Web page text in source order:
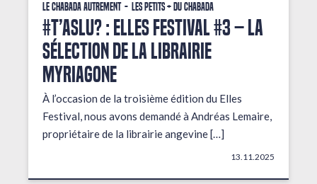
Le Chabada autrement Les petits + du Chabada
#T’AsLu? : ELLES FESTIVAL #3 – La
sélection de la librairie
Myriagone
À l’occasion de la troisième édition du Elles
Festival, nous avons demandé à Andréas Lemaire,
propriétaire de la librairie angevine […]
13.11.2025